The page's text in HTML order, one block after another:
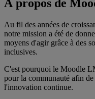
À propos de
Au fil des années de
notre mission a été de
moyens d'agir grâce à des
inclusives.
C'est pourquoi le Moodle
pour la communauté afin
l'innovation continue.